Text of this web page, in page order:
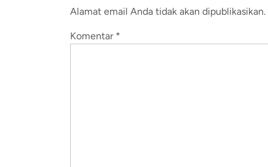
Alamat email Anda tidak akan dipublikasikan.
Komentar *